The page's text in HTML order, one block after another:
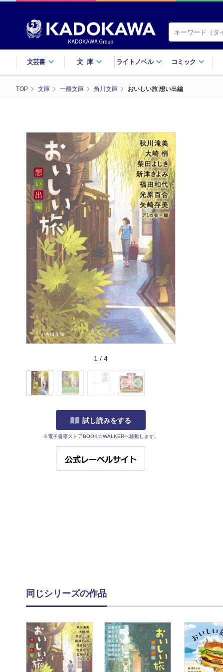
文芸書 文庫 ライトノベル コミック
TOP 文庫 一般文庫 角川文庫 おいしい旅 想い出編
1 / 4
試し読みをする
※電子書籍ストアBOOK☆WALKERへ移動します。
同じシリーズの作品